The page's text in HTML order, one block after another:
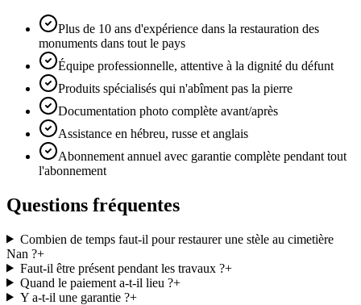
Plus de 10 ans d'expérience dans la restauration des
monuments dans tout le pays
Équipe professionnelle, attentive à la dignité du défunt
Produits spécialisés qui n'abîment pas la pierre
Documentation photo complète avant/après
Assistance en hébreu, russe et anglais
Abonnement annuel avec garantie complète pendant tout
l'abonnement
Questions fréquentes
Combien de temps faut-il pour restaurer une stèle au cimetière
Nan ?+
Faut-il être présent pendant les travaux ?+
Quand le paiement a-t-il lieu ?+
Y a-t-il une garantie ?+